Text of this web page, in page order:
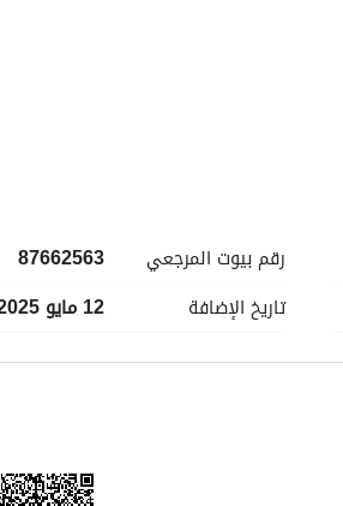
رقم بيوت المرجعي
87662563
تاريخ الإضافة
12 مايو 2025